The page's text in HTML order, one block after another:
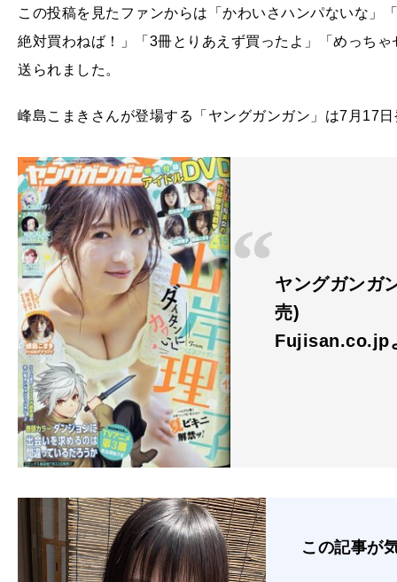
この投稿を見たファンからは「かわいさハンパないな」
絶対買わねば！」「3冊とりあえず買ったよ」「めっち
送られました。
峰島こまきさんが登場する「ヤングガンガン」は7月17
ヤングガンガ
売)
Fujisan.co.jp
この記事が